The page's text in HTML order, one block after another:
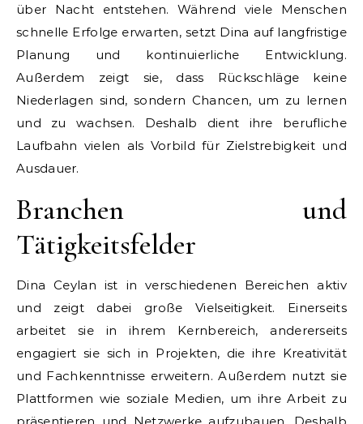
über Nacht entstehen. Während viele Menschen
schnelle Erfolge erwarten, setzt Dina auf langfristige
Planung und kontinuierliche Entwicklung.
Außerdem zeigt sie, dass Rückschläge keine
Niederlagen sind, sondern Chancen, um zu lernen
und zu wachsen. Deshalb dient ihre berufliche
Laufbahn vielen als Vorbild für Zielstrebigkeit und
Ausdauer.
Branchen und
Tätigkeitsfelder
Dina Ceylan ist in verschiedenen Bereichen aktiv
und zeigt dabei große Vielseitigkeit. Einerseits
arbeitet sie in ihrem Kernbereich, andererseits
engagiert sie sich in Projekten, die ihre Kreativität
und Fachkenntnisse erweitern. Außerdem nutzt sie
Plattformen wie soziale Medien, um ihre Arbeit zu